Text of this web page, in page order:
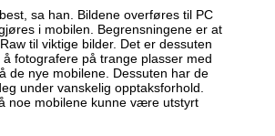
sa han. Bildene overføres til PC
i mobilen. Begrensningene er at
til viktige bilder. Det er dessuten
fotografere på trange plasser med
de nye mobilene. Dessuten har de
under vanskelig opptaksforhold.
noe mobilene kunne være utstyrt